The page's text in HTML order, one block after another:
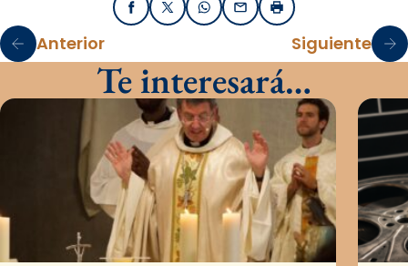
FacebookX / TwitterWhatsApp
EmailImprimir
Anterior Siguiente
Te interesará…